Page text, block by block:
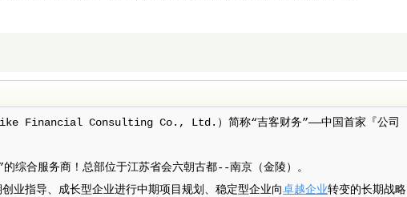
Financial Consulting Co., Ltd.）简称“吉客财务”——中国首家『公司
综合服务商！总部位于江苏省会六朝古都--南京（金陵）。
业指导、成长型企业进行中期项目规划、稳定型企业向卓越企业转变的长期战略